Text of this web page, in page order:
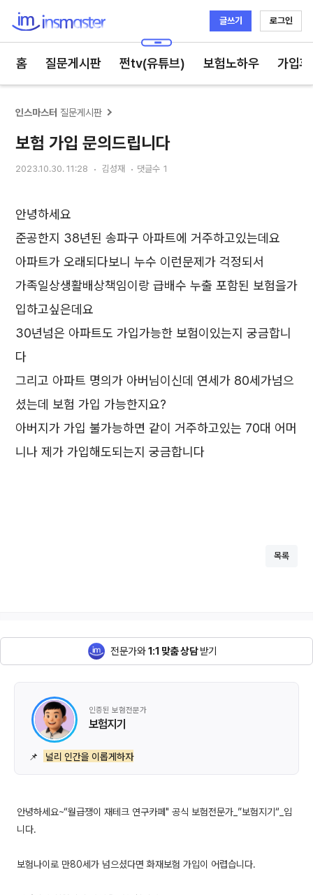
글쓰기 로그인
홈 질문게시판 쩐tv(유튜브) 보험노하우 가입
인스마스터 질문게시판
보험 가입 문의드립니다
2023.10.30. 11:28 김성재 댓글수 1
안녕하세요
준공한지 38년된 송파구 아파트에 거주하고있는데요
아파트가 오래되다보니 누수 이런문제가 걱정되서
가족일상생활배상책임이랑 급배수 누출 포함된 보험을가
입하고싶은데요
30년넘은 아파트도 가입가능한 보험이있는지 궁금합니
다
그리고 아파트 명의가 아버님이신데 연세가 80세가넘으
셨는데 보험 가입 가능한지요?
아버지가 가입 불가능하면 같이 거주하고있는 70대 어머
니나 제가 가입해도되는지 궁금합니다
목록
전문가와1:1 맞춤 상담받기
인증된 보험전문가
보험지기
📌 널리 인간을 이롭게하자
안녕하세요~“월급쟁이 재테크 연구카페" 공식 보험전문가_”보험지기“_입
니다.
보험나이로 만80세가 넘으셨다면 화재보험 가입이 어렵습니다.